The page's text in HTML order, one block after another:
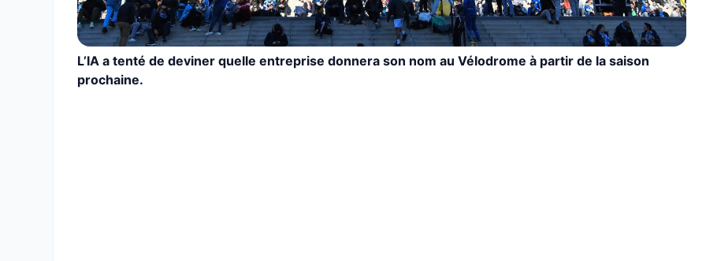
L’IA a tenté de deviner quelle entreprise donnera son nom au Vélodrome à partir de la saison
prochaine.